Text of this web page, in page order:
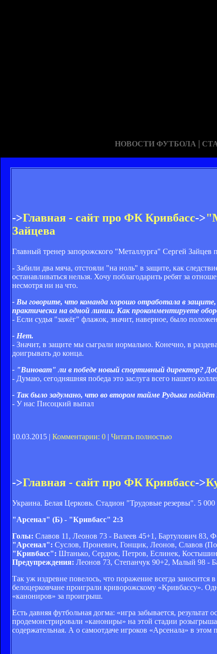
НОВОСТИ ФУТБОЛА |
->Главная - сайт про ФК Кривбасс->
Зайцева
Главный тренер запорожского "Металлурга" Сергей
- Забили два мяча, отстояли "на ноль" в защите, как
останавливаться нельзя. Хочу поблагодарить ребят за
несмотря ни на что.
- Вы говорите, что команда хорошо отработала в
практически на одной линии. Как прокомментируете
- Если судья "зажёг" флажок, значит, наверное, было
- Нет.
- Значит, в защите мы сыграли нормально. Конечно, в
доигрывать до конца.
- "Виноват" ли в победе новый спортивный директор?
- Думаю, сегодняшняя победа это заслуга всего нашего
- Так было задумано, что во втором тайме Рудыка
- У нас Писоцкий выпал
10.03.2015 | Комментарии: 0 | Читать полностью
->Главная - сайт про ФК Кривбасс->
Украина. Белая Церковь. Стадион "Трудовые резервы". 5 000
"Арсенал" (Б) - "Кривбасс" 2:3
Голы: Славов 11, Леонов 73 - Валеев 45+1, Бартулович 83,
"Арсенал": Суслов, Проневич, Гонщик, Леонов, Славов
"Кривбасс": Штанько, Сердюк, Петров, Еслинек,
Предупреждения: Леонов 73, Степанчук 90+2, Малый 98 -
Так уж издревне повелось, что поражение всегда
белоцерковчане проиграли криворожскому «Кривбассу».
«канониров» за проигрыш.
Есть давняя футбольная догма: «игра забывается, результат
продемонстрировали «канониры» на этой стадии
содержательная. А о самоотдаче игроков «Арсенала» в